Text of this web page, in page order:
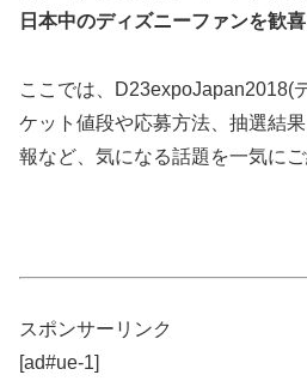
日本中のディズニーファンを歓喜
ここでは、D23expoJapan2018(
ケット値段や応募方法、抽選結
報など、気になる話題を一気にご
スポンサーリンク
[ad#ue-1]